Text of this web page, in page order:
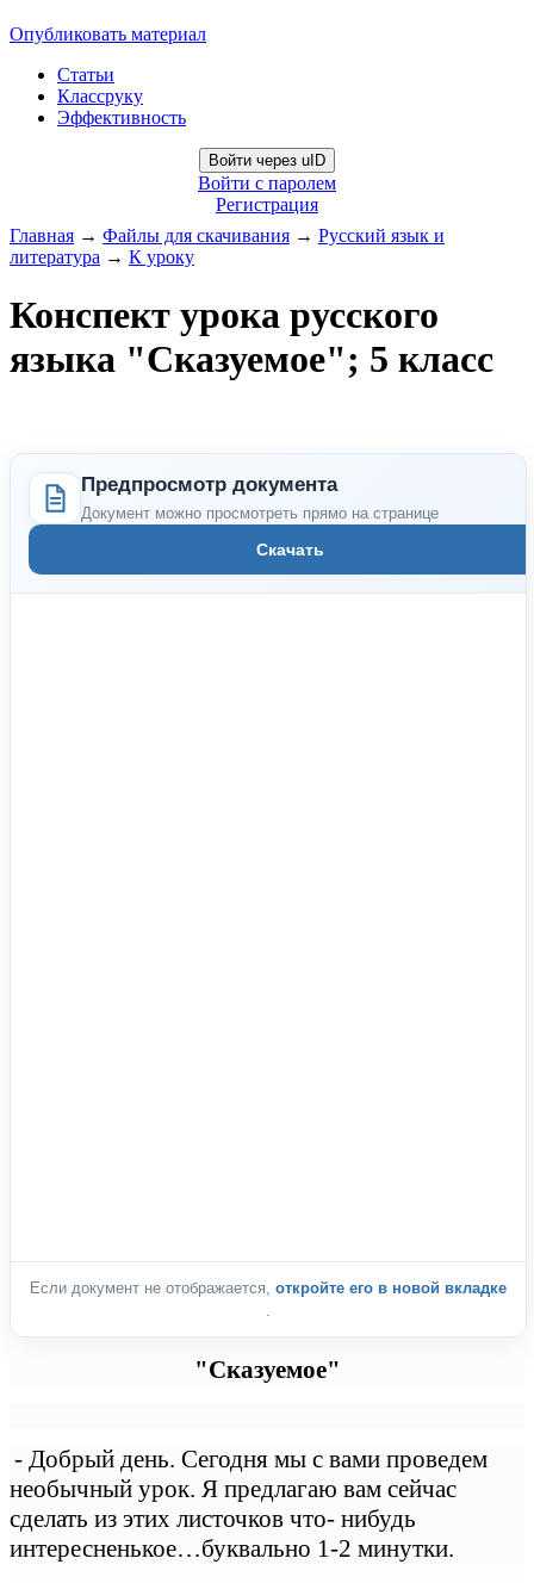
Опубликовать материал
Статьи
Классруку
Эффективность
Войти через uID
Войти с паролем
Регистрация
Главная → Файлы для скачивания → Русский язык и
литература → К уроку
Конспект урока русского
языка "Сказуемое"; 5 класс
Предпросмотр документа
Документ можно просмотреть прямо на странице
Скачать
Если документ не отображается, откройте его в новой вкладке
"Сказуемое"
- Добрый день. Сегодня мы с вами проведем
необычный урок. Я предлагаю вам сейчас
сделать из этих листочков что- нибудь
интересненькое…буквально 1-2 минутки.